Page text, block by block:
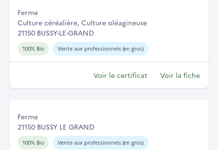
Ferme
Culture céréalière, Culture oléagineuse
21150 BUSSY-LE-GRAND
100% Bio Vente aux professionnels (en gros)
Voir le certificat Voir la fiche
Ferme
21150 BUSSY LE GRAND
100% Bio Vente aux professionnels (en gros)